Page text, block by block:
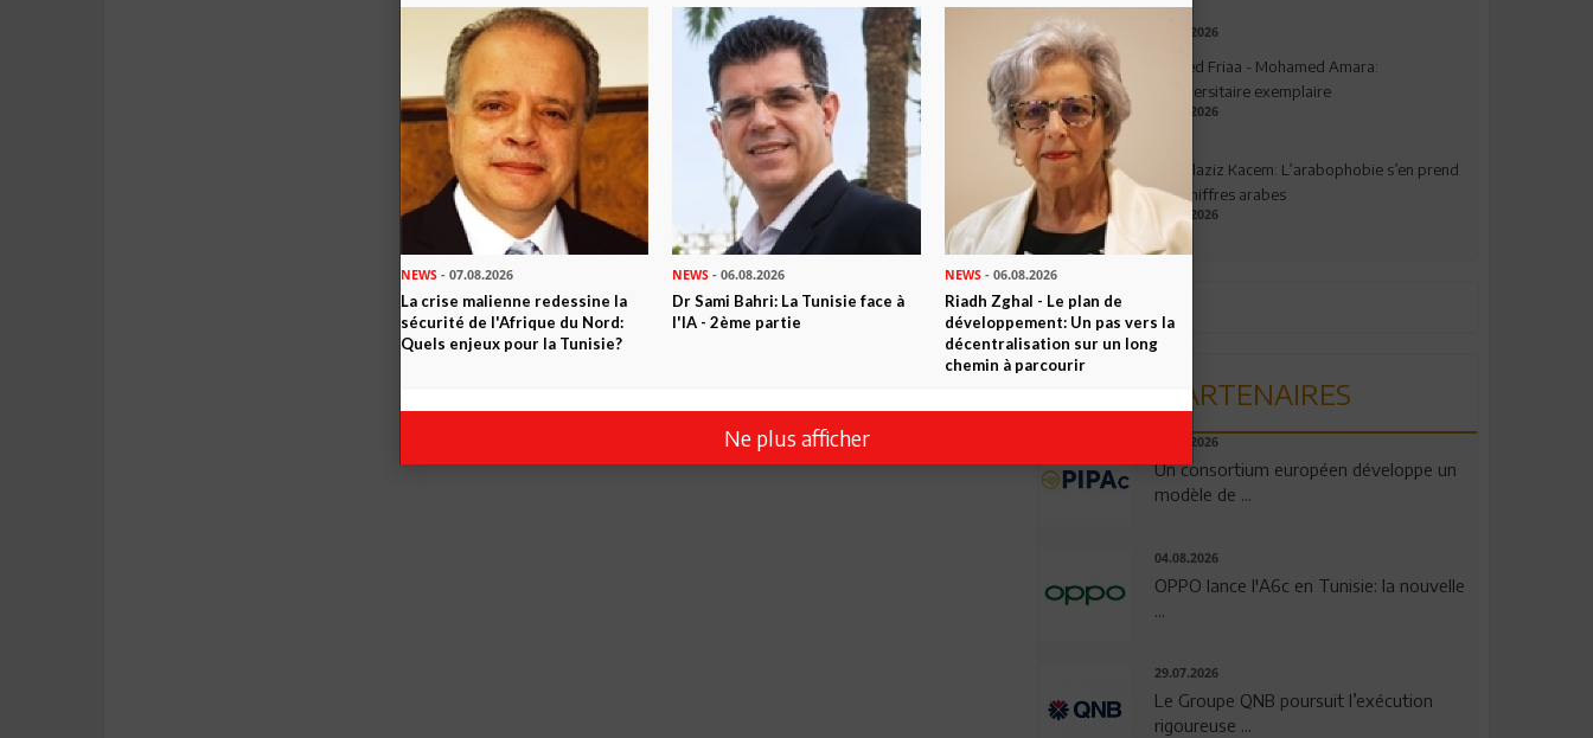
deuil
03.08.2026
Ahmed Friaa - Mohamed Amara:
l’Universitaire exemplaire
04.08.2026
Abdelaziz Kacem: L’arabophobie s’en prend
aux chiffres arabes
09.07.2026
PARTENAIRES
06.08.2026
Un consortium européen développe un
modèle de ...
04.08.2026
OPPO lance l'A6c en Tunisie: la nouvelle
...
29.07.2026
Le Groupe QNB poursuit l’exécution
rigoureuse ...
NEWS - 07.08.2026
La crise malienne redessine la
sécurité de l'Afrique du Nord:
Quels enjeux pour la Tunisie?
NEWS - 06.08.2026
Dr Sami Bahri: La Tunisie face à
l'IA - 2ème partie
NEWS- 06.08.2026
Riadh Zghal - Le plan de
développement: Un pas vers la
décentralisation sur un long
chemin à parcourir
Ne plus afficher